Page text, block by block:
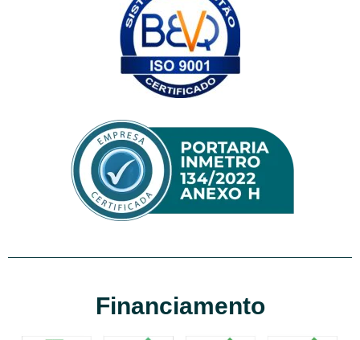
Financiamento